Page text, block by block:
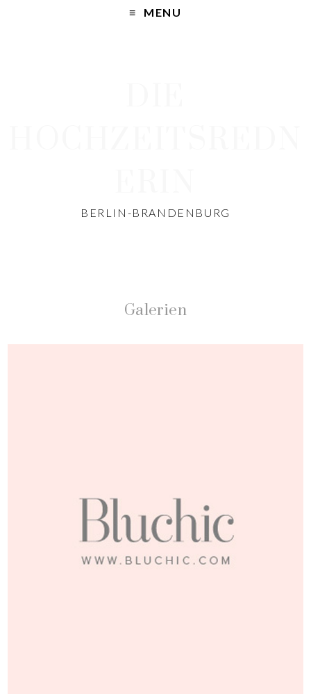
MENU
BERLIN-BRANDENBURG
Galerien